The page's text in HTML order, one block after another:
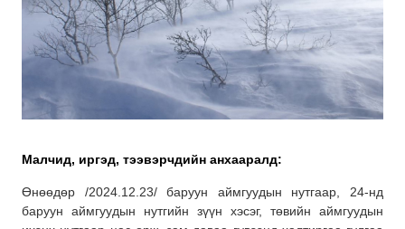
Малчид, иргэд, тээвэрчдийн анхааралд:
Өнөөдөр /2024.12.23/ баруун аймгуудын нутгаар, 24-нд
баруун аймгуудын нутгийн зүүн хэсэг, төвийн аймгуудын